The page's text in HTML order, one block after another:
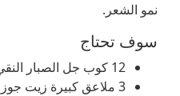
نمو الشعر.
سوف تحتاج
12 كوب جل الصبار النقي
3 ملاعق كبيرة زيت جوز الهند